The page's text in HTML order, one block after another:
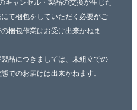
キャンセル・製品の交換が生じた
て梱包をしていただく必要がご
梱包作業はお受け出来かねま
品につきましては、未組立での
でのお届けは出来かねます。